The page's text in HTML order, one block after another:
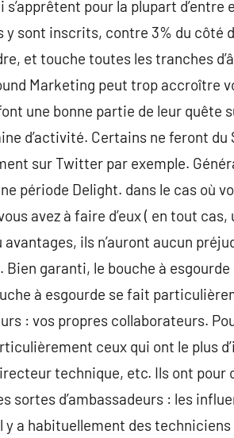
pour la plupart
sont inscrits, contre 3% du côté
et touche toutes les tranches
Marketing peut trop accroître
une bonne partie de leur quête
d’activité. Certains ne feront
sur Twitter par exemple.
période Delight. dans le cas où
avez à faire d’eux ( en tout
ils n’auront aucun
garanti, le bouche à esgourde
à esgourde se fait
: vos propres collaborateurs.
ceux qui ont le plus
technique, etc. Ils ont pour
sortes d’ambassadeurs : les
y a habituellement des